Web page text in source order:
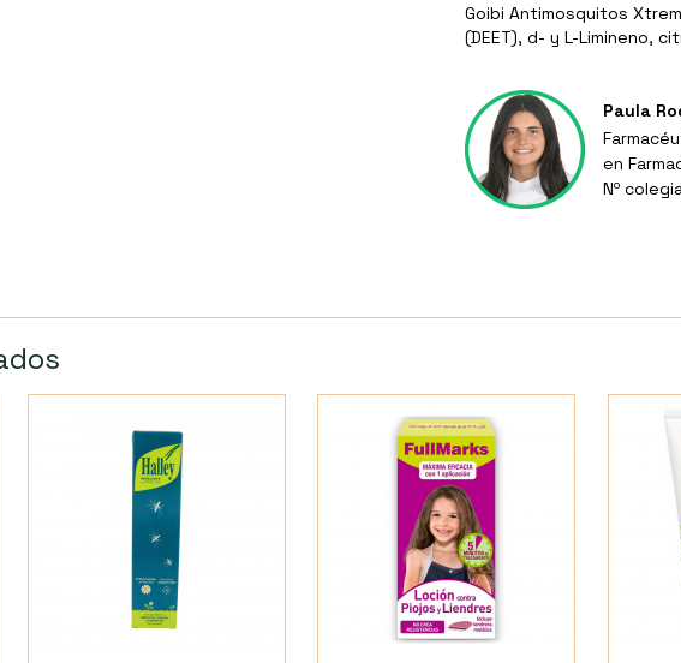
Goibi Antimosquitos
(DEET), d- y L-Limineno,
Paula
en
Nº